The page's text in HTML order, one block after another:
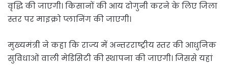
वृद्धि की जाएगी। किसानों की आय दोगुनी करने के लिए जिला
स्तर पर माइक्रो प्लानिंग की जाएगी।
मुख्यमंत्री ने कहा कि राज्य में अन्तरराष्ट्रीय स्तर की आधुनिक
सुविधाओं वाली मेडिसिटी की स्थापना कीजाएगी। जिससे यहां